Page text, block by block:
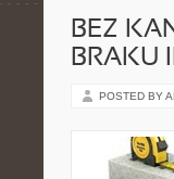
BEZ
BRAKU
POSTED BY